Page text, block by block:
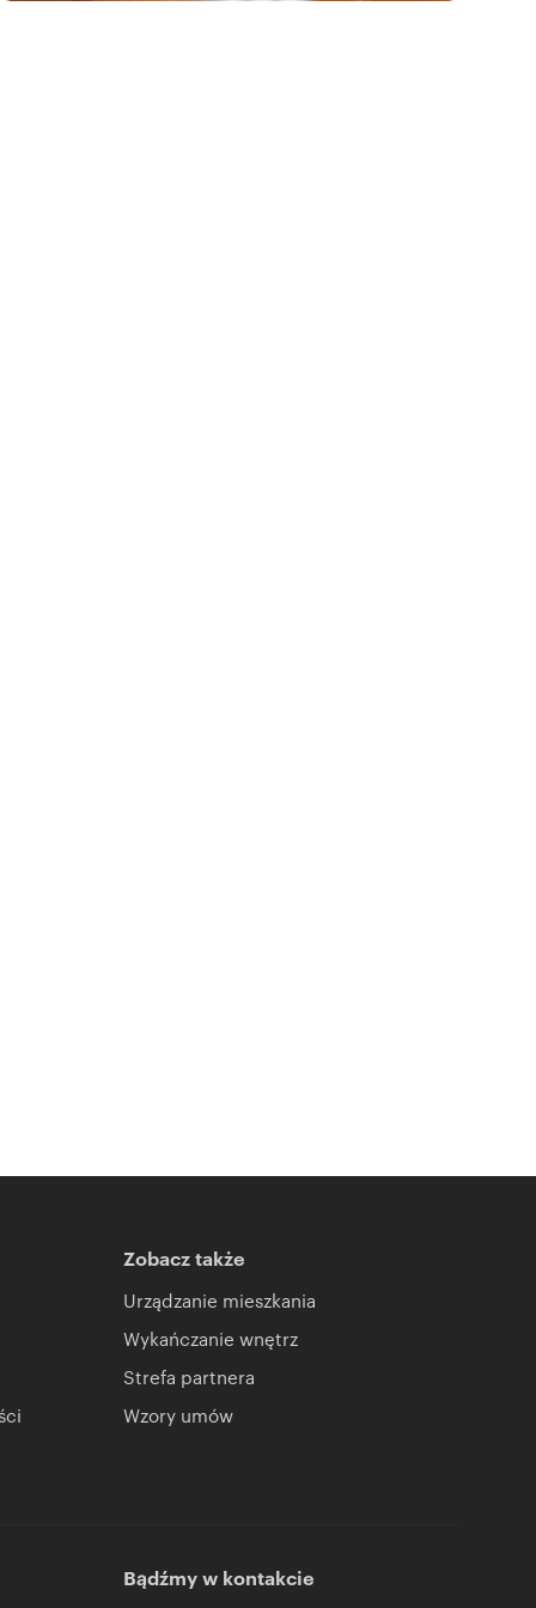
Zobacz także
Urządzanie mieszkania
Wykańczanie wnętrz
Strefa partnera
Wzory umów
Bądźmy w kontakcie